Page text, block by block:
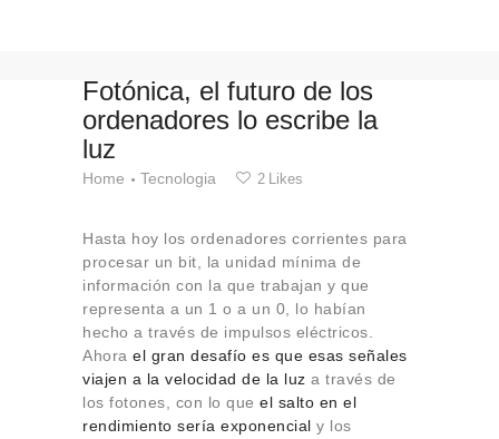
Eventos
Espacios
Materiales
Tecnologia
Colaboraciones
Sobre Connections
by Finsa
Contacto
Fotónica, el futuro de los
ordenadores lo escribe la
luz
Home Tecnologia 2 Likes
Hasta hoy los ordenadores corrientes para
procesar un bit, la unidad mínima de
información con la que trabajan y que
representa a un 1 o a un 0, lo habían
hecho a través de impulsos eléctricos.
Ahora el gran desafío es que esas señales
viajen a la velocidad de la luz a través de
los fotones, con lo que el salto en el
rendimiento sería exponencial y los